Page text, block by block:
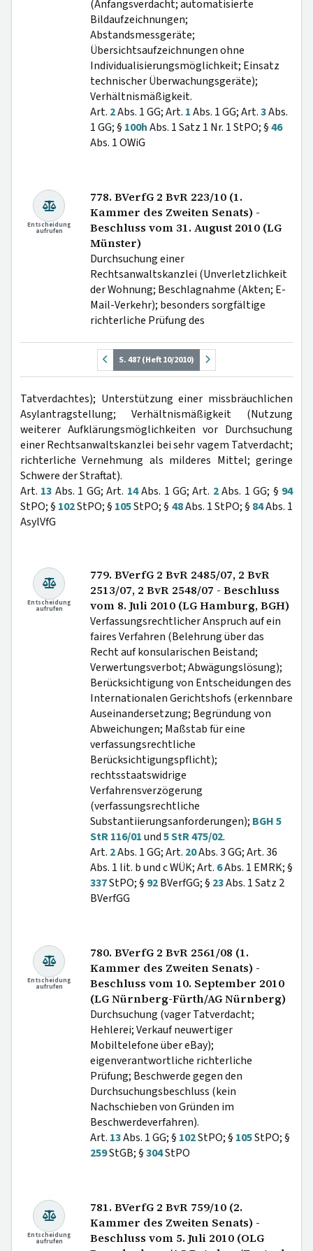
(Anfangsverdacht; automatisierte
Bildaufzeichnungen;
Abstandsmessgeräte;
Übersichtsaufzeichnungen ohne
Individualisierungsmöglichkeit; Einsatz
technischer Überwachungsgeräte);
Verhältnismäßigkeit.
Art. 2Abs. 1 GG; Art. 1Abs. 1 GG; Art.3Abs.
1 GG; § 100hAbs. 1 Satz 1 Nr. 1 StPO; §46
Abs. 1 OWiG
Entscheidung
aufrufen
778. BVerfG 2 BvR 223/10 (1.
Kammer des Zweiten Senats) -
Beschluss vom 31. August 2010 (LG
Münster)
Durchsuchung einer
Rechtsanwaltskanzlei (Unverletzlichkeit
der Wohnung; Beschlagnahme (Akten; E-
Mail-Verkehr); besonders sorgfältige
richterliche Prüfung des
S. 487 (Heft 10/2010)
Tatverdachtes); Unterstützung einer missbräuchlichen
Asylantragstellung; Verhältnismäßigkeit (Nutzung
weiterer Aufklärungsmöglichkeiten vor Durchsuchung
einer Rechtsanwaltskanzlei bei sehr vagem Tatverdacht;
richterliche Vernehmung als milderes Mittel; geringe
Schwere der Straftat).
Art. 13 Abs. 1 GG; Art. 14Abs. 1 GG; Art. 2Abs. 1 GG; § 94
StPO; § 102StPO; § 105StPO; § 48Abs. 1 StPO; § 84Abs. 1
AsylVfG
Entscheidung
aufrufen
779. BVerfG 2 BvR 2485/07, 2 BvR
2513/07, 2 BvR 2548/07 - Beschluss
vom 8. Juli 2010 (LG Hamburg, BGH)
Verfassungsrechtlicher Anspruch auf ein
faires Verfahren (Belehrung über das
Recht auf konsularischen Beistand;
Verwertungsverbot; Abwägungslösung);
Berücksichtigung von Entscheidungen des
Internationalen Gerichtshofs (erkennbare
Auseinandersetzung; Begründung von
Abweichungen; Maßstab für eine
verfassungsrechtliche
Berücksichtigungspflicht);
rechtsstaatswidrige
Verfahrensverzögerung
(verfassungsrechtliche
Substantiierungsanforderungen); BGH 5
StR 116/01und5 StR 475/02.
Art. 2Abs. 1 GG; Art. 20Abs. 3 GG; Art. 36
Abs. 1 lit. b und c WÜK; Art. 6Abs. 1 EMRK; §
337StPO; § 92BVerfGG; § 23Abs. 1 Satz 2
BVerfGG
Entscheidung
aufrufen
780. BVerfG 2 BvR 2561/08 (1.
Kammer des Zweiten Senats) -
Beschluss vom 10. September 2010
(LG Nürnberg-Fürth/AG Nürnberg)
Durchsuchung (vager Tatverdacht;
Hehlerei; Verkauf neuwertiger
Mobiltelefone über eBay);
eigenverantwortliche richterliche
Prüfung; Beschwerde gegen den
Durchsuchungsbeschluss (kein
Nachschieben von Gründen im
Beschwerdeverfahren).
Art. 13Abs. 1 GG; § 102StPO; § 105StPO; §
259StGB; §304StPO
Entscheidung
aufrufen
781. BVerfG 2 BvR 759/10 (2.
Kammer des Zweiten Senats) -
Beschluss vom 5. Juli 2010 (OLG